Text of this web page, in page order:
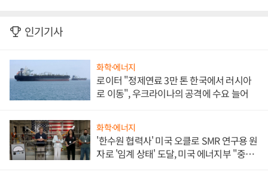
인기기사
화학·에너지
로이터 "정제연료 3만 톤 한국에서 러시아
로 이동", 우크라이나의 공격에 수요 늘어
화학·에너지
'한수원 협력사' 미국 오클로 SMR 연구용 원
자로 '임계 상태' 도달, 미국 에너지부 "중요